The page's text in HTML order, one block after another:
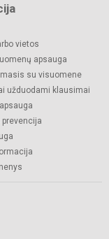
vietos
apsauga
su visuomene
užduodami klausimai
prevencija